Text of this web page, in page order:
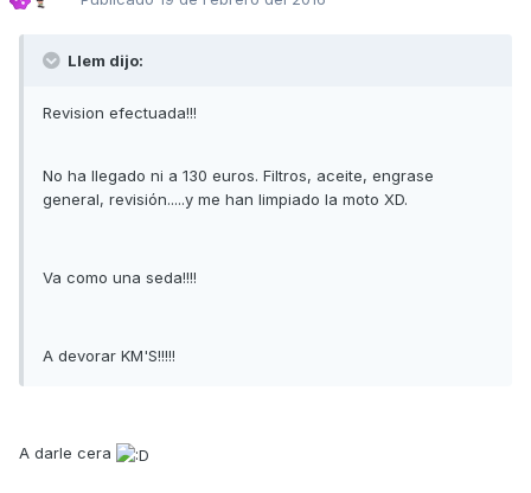
Llem dijo:
Revision efectuada!!!
No ha llegado ni a 130 euros. Filtros, aceite, engrase
general, revisión.....y me han limpiado la moto XD.
Va como una seda!!!!
A devorar KM'S!!!!!
A darle cera